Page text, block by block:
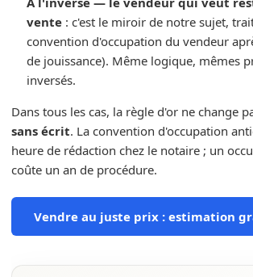
vente: c'est le miroir de notre sujet,
convention d'occupation du vendeur
de jouissance). Même logique, mêmes
inversés.
Dans tous les cas, la règle d'or ne change
sans écrit. La convention d'occupation
heure de rédaction chez le notaire ; un
coûte un an de procédure.
Vendre au juste prix : estimation